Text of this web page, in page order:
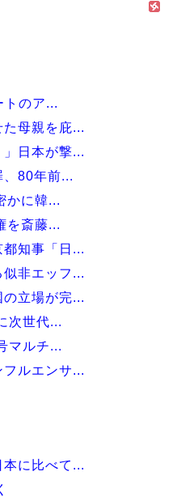
トのア...
母親を庇...
日本が撃...
、80年前...
かに韓...
を斎藤...
都知事「日...
似非エッフ...
立場が完...
次世代...
マルチ...
ルエンサ...
に比べて...